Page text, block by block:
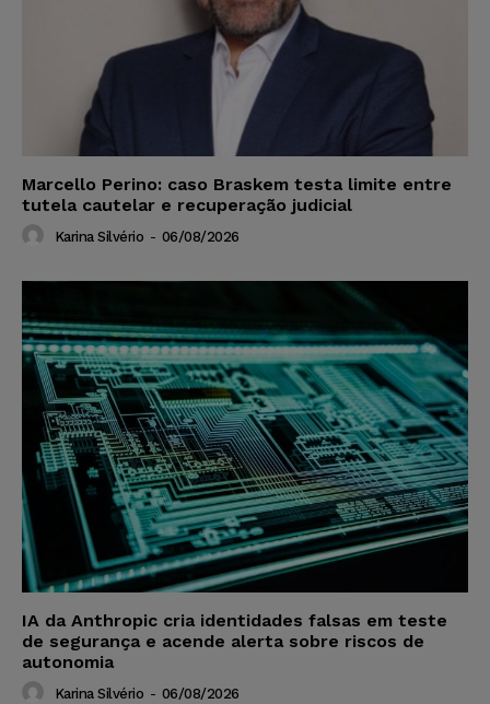
Marcello Perino: caso Braskem testa limite entre
tutela cautelar e recuperação judicial
Karina Silvério - 06/08/2026
IA da Anthropic cria identidades falsas em teste
de segurança e acende alerta sobre riscos de
autonomia
Karina Silvério - 06/08/2026